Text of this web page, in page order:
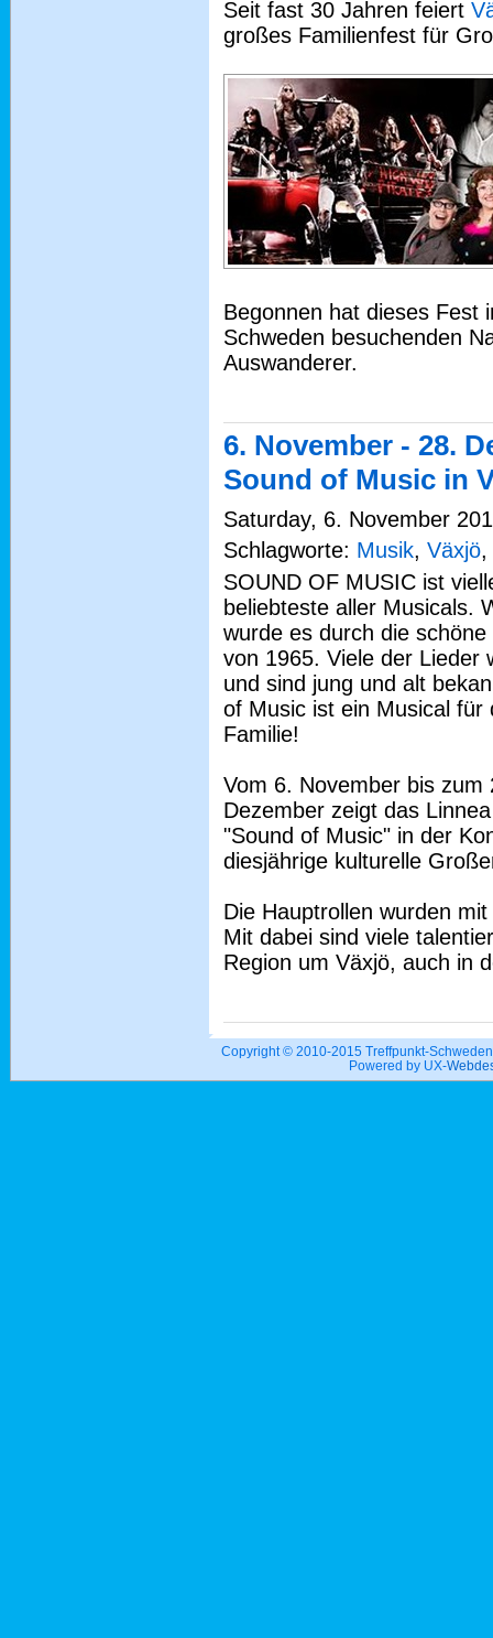
Seit fast 30 Jahren feiert
großes Familienfest für
Begonnen hat dieses Fest
Schweden besuchenden
Auswanderer.
6. November - 28.
Sound of Music in
Saturday, 6. November
Schlagworte: Musik, Växjö,
SOUND OF MUSIC ist
beliebteste aller Musicals.
wurde es durch die schöne
von 1965. Viele der Lieder
und sind jung und alt
of Music ist ein Musical für
Familie!
Vom 6. November bis zum
Dezember zeigt das
"Sound of Music" in der
diesjährige kulturelle
Die Hauptrollen wurden
Mit dabei sind viele
Region um Växjö, auch in
Copyright © 2010-2015 Treffpunkt-
Powered by UX-